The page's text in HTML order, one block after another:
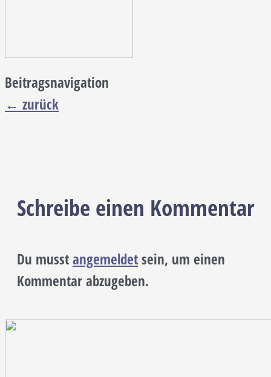
Beitragsnavigation
← zurück
Schreibe einen Kommentar
Du musstangemeldetsein, um einen
Kommentar abzugeben.